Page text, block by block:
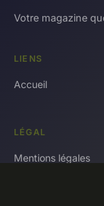
Votre magazine
LIENS
Accueil
LÉGAL
Mentions légales